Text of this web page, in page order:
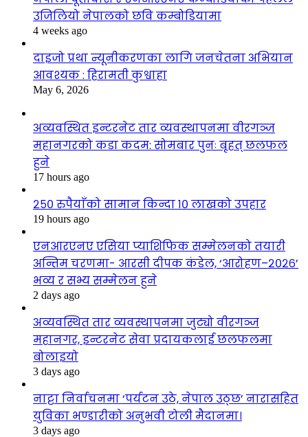
उजिलियो नेपालको छवि कम्बोडियामा
4 weeks ago
दाइजो प्रथा न्यूनीकरणका लागि जनचेतना अभियान
आवश्यक : हिरामती कुश्वाहा
May 6, 2026
अव्यवस्थित इन्टरनेट तार व्यवस्थापनमा वीरगञ्ज
महानगरको कडा कदम: सोमबार पुनः बृहत् छलफल
हुने
17 hours ago
२५० रुपैयाँको सामान किन्दा १० लाखको उपहार
19 hours ago
एनआरएनए एसिया प्याशिफिक सम्मेलनको तयारी
अन्तिम चरणमा- आरसी दीपक कंडेल, ‘आरोहण–२०२६’
भव्य र सभ्य सम्मेलन हुने
2 days ago
अव्यवस्थित तार व्यवस्थापनमा जुट्यो वीरगञ्ज
महानगर, इन्टरनेट सेवा प्रदायकलाई छलफलमा
बोलाइयो
3 days ago
नाट्टा निर्वाचनमा ‘पर्यटन उठे, नेपाल उठ्छ’ नारासहित
युविका भण्डारीको अनुभवी टोली मैदानमा।
3 days ago